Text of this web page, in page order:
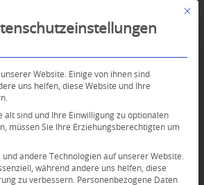
Mit
Website. Einige von ihnen sind
uns helfen, diese Website und Ihre
alt sind und Ihre Einwilligung zu optionalen
müssen Sie Ihre Erziehungsberechtigten um
andere Technologien auf unserer Website.
während andere uns helfen, diese
zu verbessern.
Personenbezogene Daten